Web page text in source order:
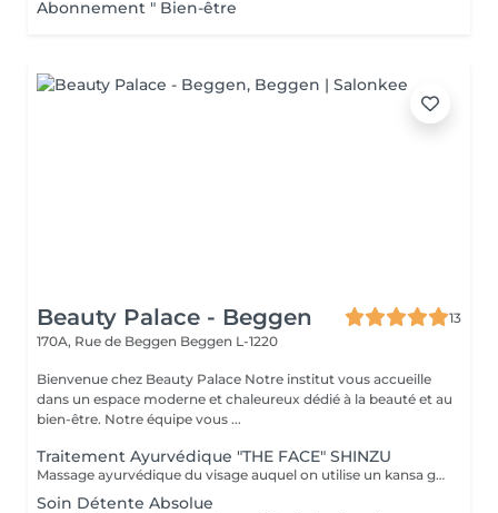
Abonnement " Bien-être
Beauty Palace - Beggen
13
170A, Rue de Beggen Beggen L-1220
Bienvenue chez Beauty Palace Notre institut vous accueille
dans un espace moderne et chaleureux dédié à la beauté et au
bien-être. Notre équipe vous ...
Traitement Ayurvédique "THE FACE" SHINZU
Massage ayurvédique du visage auquel on utilise un kansa guérisseur de L'Inde. Celui-ci permet de rééquilibrer les énergies au corps, agit sur des points d'acupression pour améliorer la circulation, détendre les muscles, drainer, anti-stresse et raffermir l'ovale du visage. Résultats: *Détente *Peau lumineuse *Amélioration du tonus musculaire *Diminution des tensions faciales *Améliore les maux de tête *Anti-stress *Draine
Soin Détente Absolue